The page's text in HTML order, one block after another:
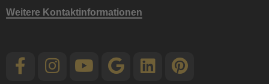
Weitere Kontaktinformationen